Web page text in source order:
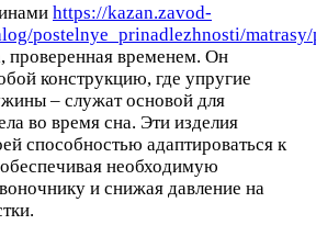
https://kazan.zavod-
postelnye_prinadlezhnosti/
проверенная временем. Он
конструкцию, где упругие
– служат основой для
во время сна. Эти изделия
способностью адаптироваться к
необходимую
и снижая давление на